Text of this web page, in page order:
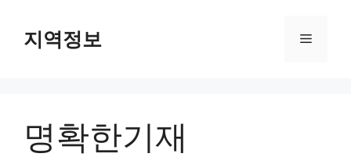
지역정보 메
명확한기재